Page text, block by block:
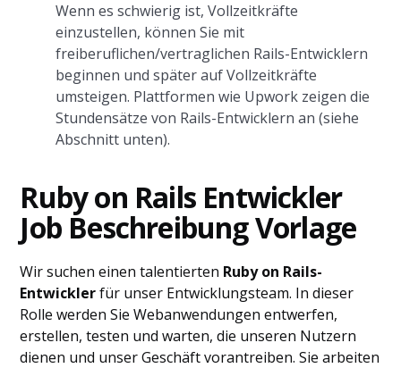
Wenn es schwierig ist, Vollzeitkräfte
einzustellen, können Sie mit
freiberuflichen/vertraglichen Rails-Entwicklern
beginnen und später auf Vollzeitkräfte
umsteigen. Plattformen wie Upwork zeigen die
Stundensätze von Rails-Entwicklern an (siehe
Abschnitt unten).
Ruby on Rails Entwickler
Job Beschreibung Vorlage
Wir suchen einen talentierten Ruby on Rails-
Entwicklerfür unser Entwicklungsteam. In dieser
Rolle werden Sie Webanwendungen entwerfen,
erstellen, testen und warten, die unseren Nutzern
dienen und unser Geschäft vorantreiben. Sie arbeiten